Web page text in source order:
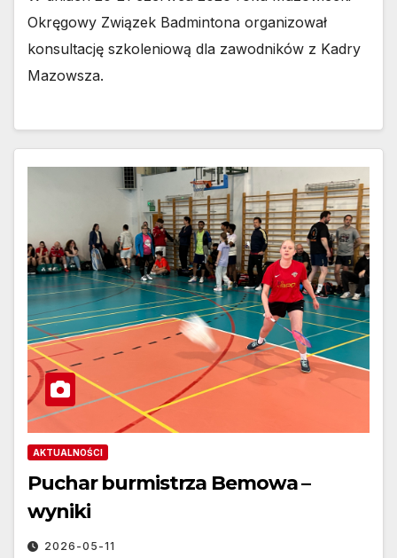
Okręgowy Związek Badmintona organizował
konsultację szkoleniową dla zawodników z Kadry
Mazowsza.
AKTUALNOŚCI
Puchar burmistrza Bemowa –
wyniki
2026-05-11